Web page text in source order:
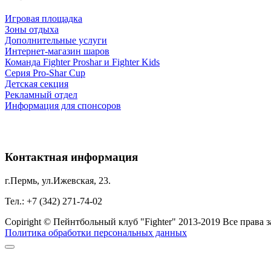
Игровая площадка
Зоны отдыха
Дополнительные услуги
Интернет-магазин шаров
Команда Fighter Proshar и Fighter Kids
Серия Pro-Shar Cup
Детская секция
Рекламный отдел
Информация для спонсоров
Контактная информация
г.Пермь, ул.Ижевская, 23.
Тел.: +7 (342) 271-74-02
Copiright © Пейнтбольный клуб "Fighter" 2013-2019 Все права
Политика обработки персональных данных